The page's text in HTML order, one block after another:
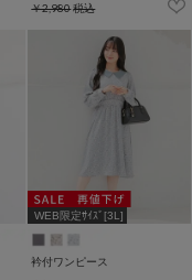
￥2,980税込
WEB限定ｻｲｽﾞ[3L]
衿付ワンピース